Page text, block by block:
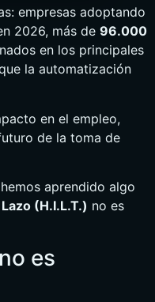
empresas adoptando
2026, más de 96.000
en los principales
la automatización
en el empleo,
de la toma de
aprendido algo
(H.I.L.T.) no es
es